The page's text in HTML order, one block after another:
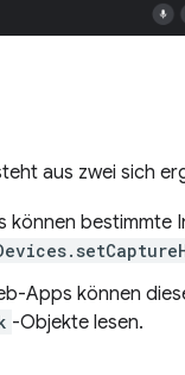
aus zwei sich
können bestimmte
Apps können
-Objekte lesen.